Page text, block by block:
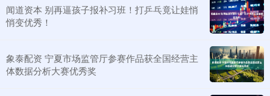
闻道资本 别再逼孩子报补习班！打乒乓竟让娃悄
悄变优秀！
象泰配资 宁夏市场监管厅参赛作品获全国经营主
体数据分析大赛优秀奖